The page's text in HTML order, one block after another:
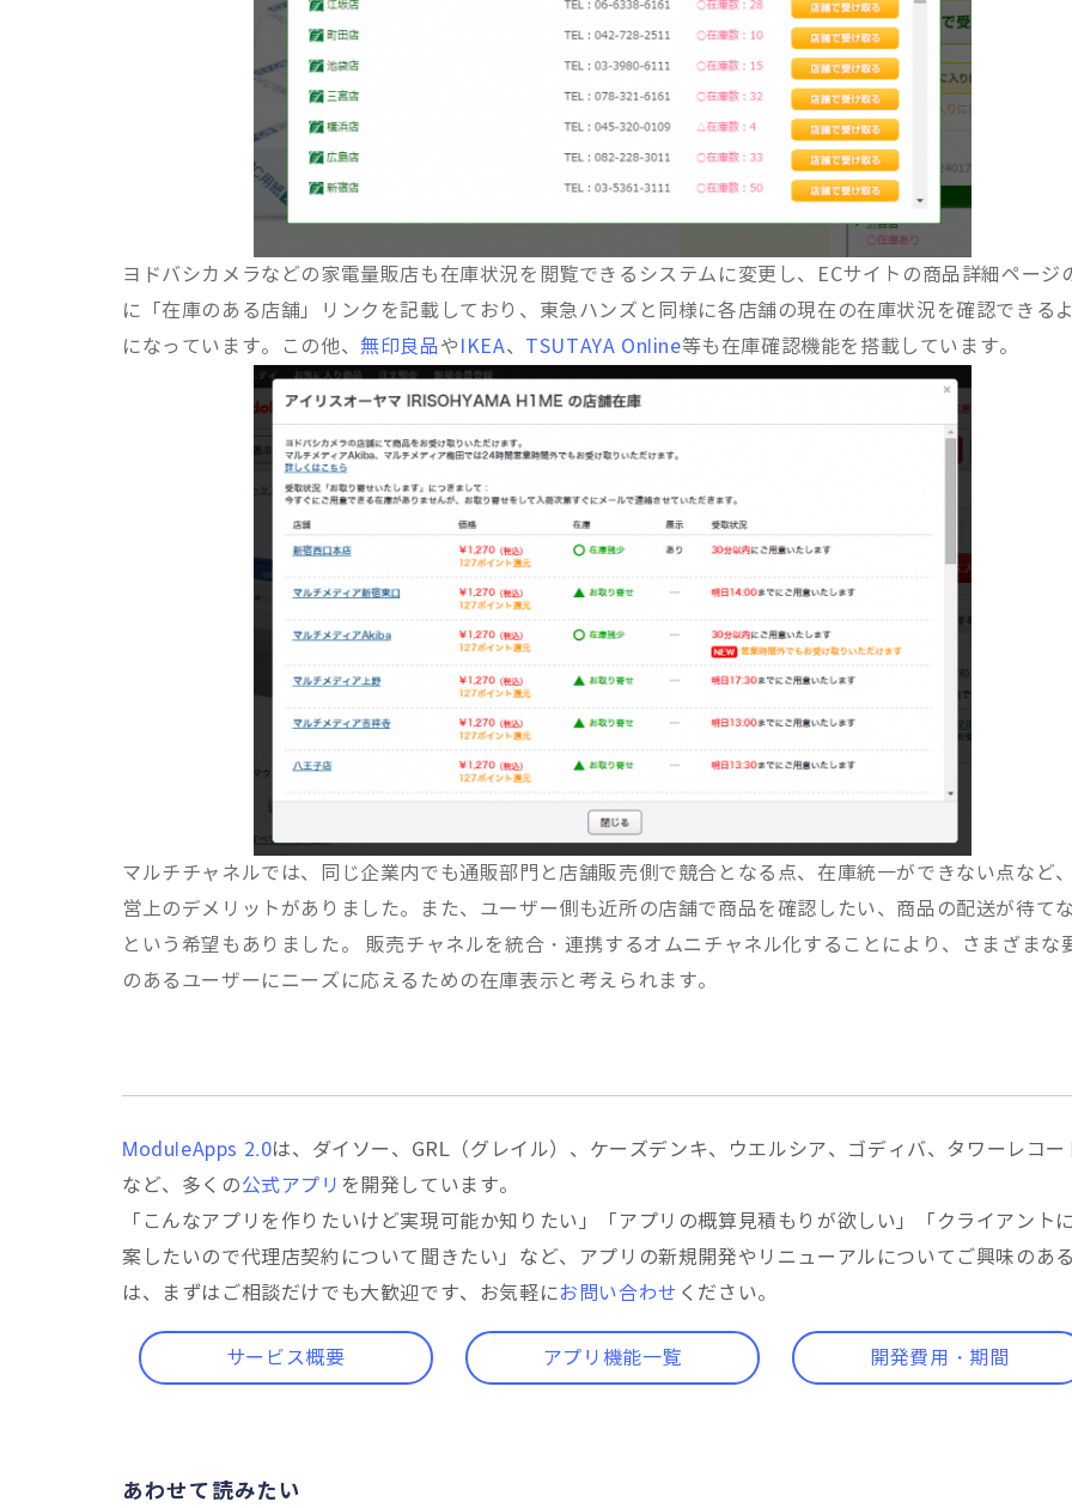
ヨドバシカメラなどの家電量販店も在庫状況を閲覧できるシステムに変更し、ECサイトの商品詳細ページ
に「在庫のある店舗」リンクを記載しており、東急ハンズと同様に各店舗の現在の在庫状況を確認できる
になっています。この他、 無印良品や IKEA、 TSUTAYA Online等も在庫確認機能を搭載しています。
マルチチャネルでは、同じ企業内でも通販部門と店舗販売側で競合となる点、在庫統一ができない点など
営上のデメリットがありました。また、ユーザー側も近所の店舗で商品を確認したい、商品の配送が待て
という希望もありました。 販売チャネルを統合・連携するオムニチャネル化することにより、さまざまな
のあるユーザーにニーズに応えるための在庫表示と考えられます。
ModuleApps 2.0は、ダイソー、GRL（グレイル）、ケーズデンキ、ウエルシア、ゴディバ、タワーレコー
など、多くの公式アプリ を開発しています。
「こんなアプリを作りたいけど実現可能か知りたい」「アプリの概算見積もりが欲しい」「クライアント
案したいので代理店契約について聞きたい」など、アプリの新規開発やリニューアルについてご興味のあ
は、まずはご相談だけでも大歓迎です、お気軽にお問い合わせ ください。
サービス概要 アプリ機能一覧 開発費用・期間
あわせて読みたい